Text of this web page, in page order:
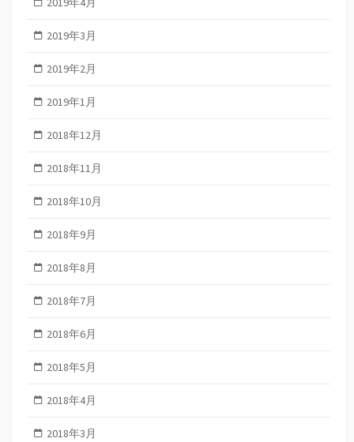
2019年3月
2019年2月
2019年1月
2018年12月
2018年11月
2018年10月
2018年9月
2018年8月
2018年7月
2018年6月
2018年5月
2018年4月
2018年3月